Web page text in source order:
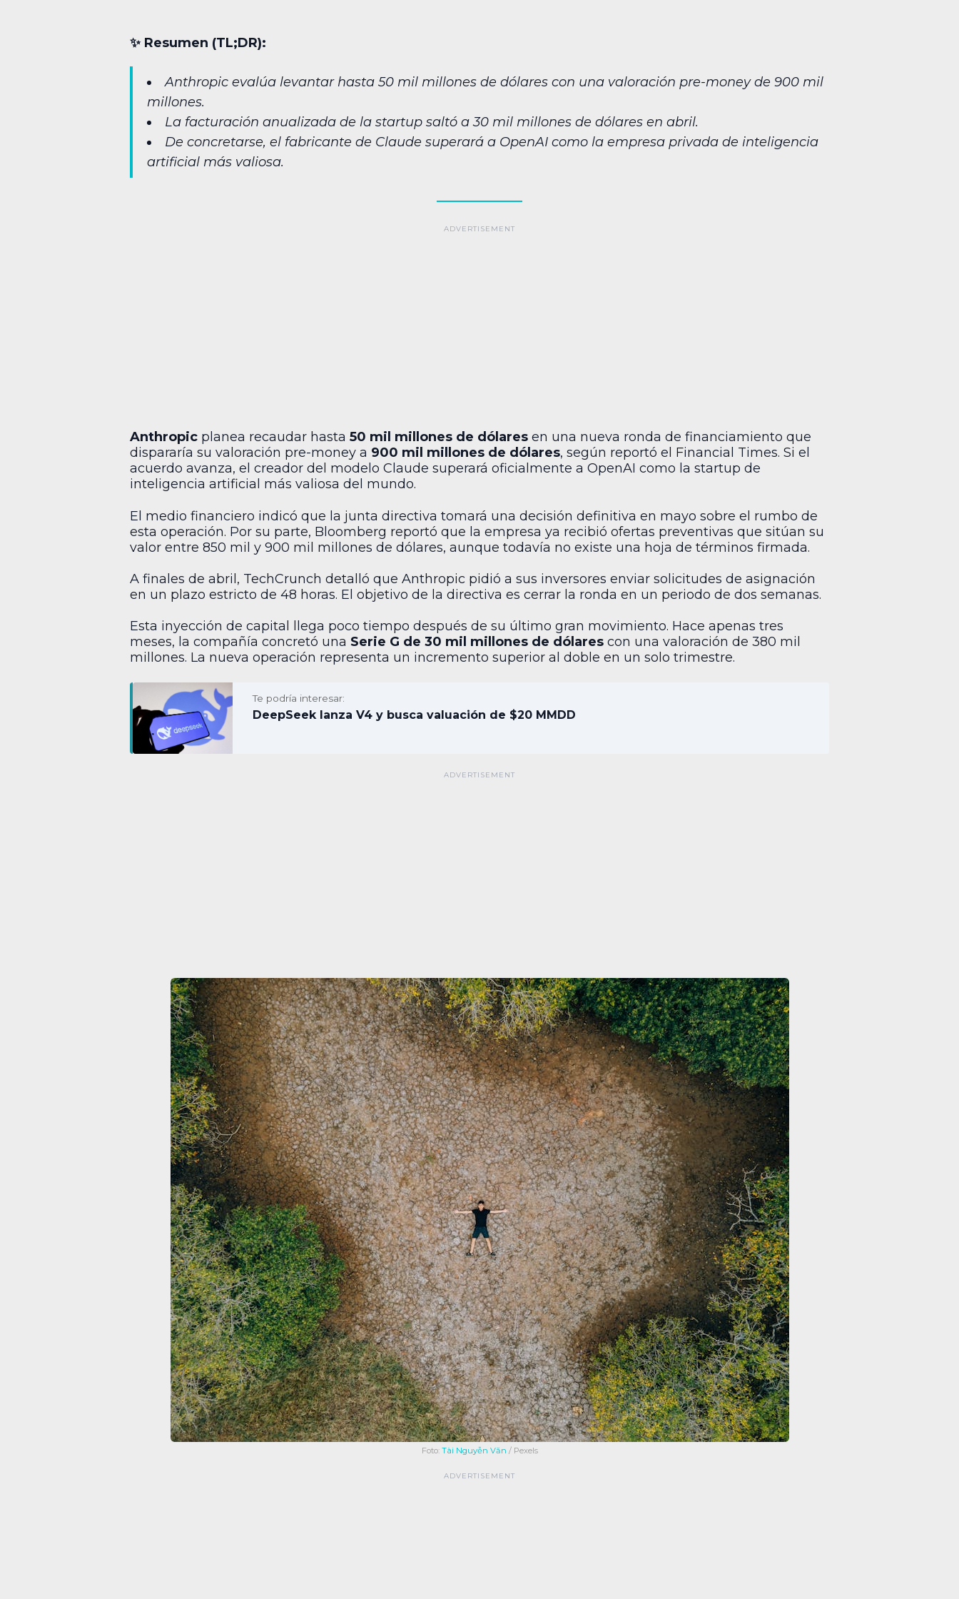
✨︎ Resumen (TL;DR):
Anthropic evalúa levantar hasta 50 mil millones de dólares con una valoración pre-money de 900 mil
millones.
La facturación anualizada de la startup saltó a 30 mil millones de dólares en abril.
De concretarse, el fabricante de Claude superará a OpenAI como la empresa privada de inteligencia
artificial más valiosa.
Anthropic planea recaudar hasta 50 mil millones de dólares en una nueva ronda de financiamiento que
dispararía su valoración pre-money a 900 mil millones de dólares, según reportó el Financial Times. Si el
acuerdo avanza, el creador del modelo Claude superará oficialmente a OpenAI como la startup de
inteligencia artificial más valiosa del mundo.
El medio financiero indicó que la junta directiva tomará una decisión definitiva en mayo sobre el rumbo de
esta operación. Por su parte, Bloomberg reportó que la empresa ya recibió ofertas preventivas que sitúan su
valor entre 850 mil y 900 mil millones de dólares, aunque todavía no existe una hoja de términos firmada.
A finales de abril, TechCrunch detalló que Anthropic pidió a sus inversores enviar solicitudes de asignación
en un plazo estricto de 48 horas. El objetivo de la directiva es cerrar la ronda en un periodo de dos semanas.
Esta inyección de capital llega poco tiempo después de su último gran movimiento. Hace apenas tres
meses, la compañía concretó una Serie G de 30 mil millones de dólares con una valoración de 380 mil
millones. La nueva operación representa un incremento superior al doble en un solo trimestre.
Te podría interesar:
DeepSeek lanza V4 y busca valuación de $20 MMDD
Foto: Tài Nguyễn Văn / Pexels